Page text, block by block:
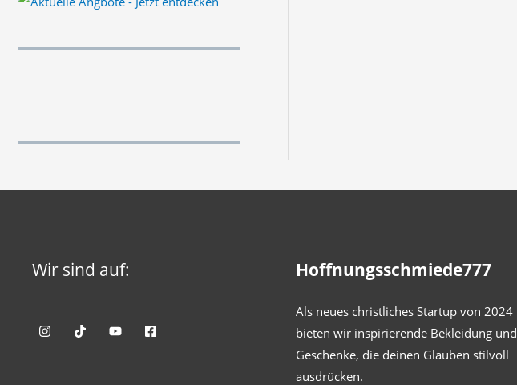
Wir sind auf: Hoffnungsschmiede777
Als neues christliches Startup von 2024
bieten wir inspirierende Bekleidung und
Geschenke, die deinen Glauben stilvoll
ausdrücken.